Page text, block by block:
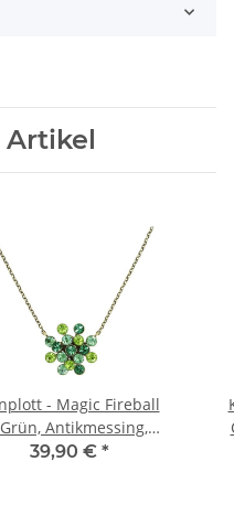
- Magic Fireball
Antikmessing,
mit Anhänger,
39,90 € *